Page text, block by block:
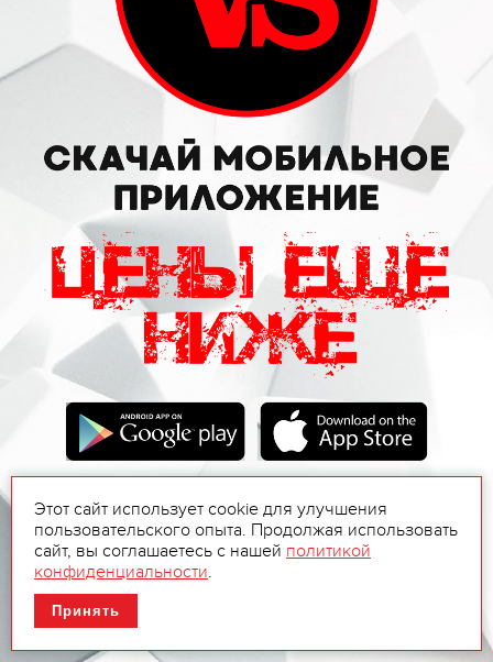
Этот сайт использует cookie для улучшения
пользовательского опыта. Продолжая использовать
сайт, вы соглашаетесь с нашей политикой
конфиденциальности.
Принять